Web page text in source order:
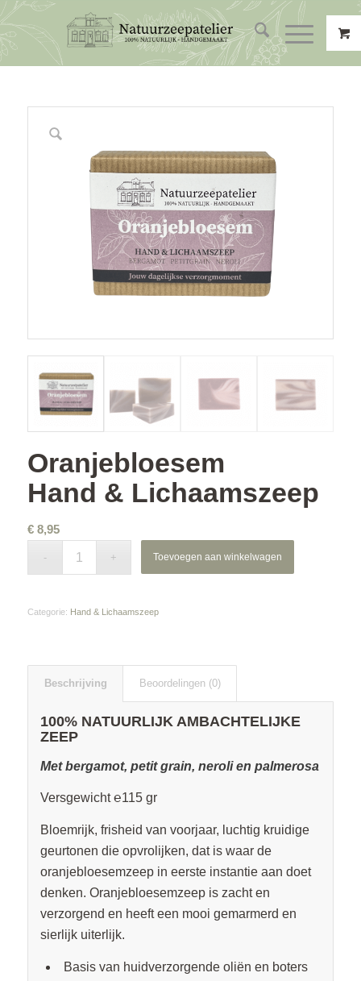
Oranjebloesem
Hand & Lichaamszeep
€8,95
Toevoegen aan winkelwagen
Categorie: Hand & Lichaamszeep
Beschrijving Beoordelingen (0)
100% NATUURLIJK AMBACHTELIJKE
ZEEP
Met bergamot, petit grain, neroli en palmerosa
Versgewicht ℮115 gr
Bloemrijk, frisheid van voorjaar, luchtig kruidige
geurtonen die opvrolijken, dat is waar de
oranjebloesemzeep in eerste instantie aan doet
denken. Oranjebloesemzeep is zacht en
verzorgend en heeft een mooi gemarmerd en
sierlijk uiterlijk.
Basis van huidverzorgende oliën en boters